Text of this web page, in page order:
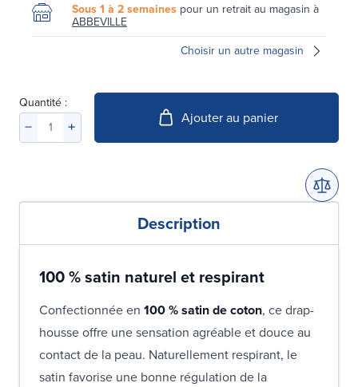
Sous 1 à 2 semaines pour un retrait au magasin à
ABBEVILLE
Choisir un autre magasin
Quantité :
Ajouter au panier
Description
100 % satin naturel et respirant
Confectionnée en 100 % satin de coton, ce drap-
housse offre une sensation agréable et douce au
contact de la peau. Naturellement respirant, le
satin favorise une bonne régulation de la